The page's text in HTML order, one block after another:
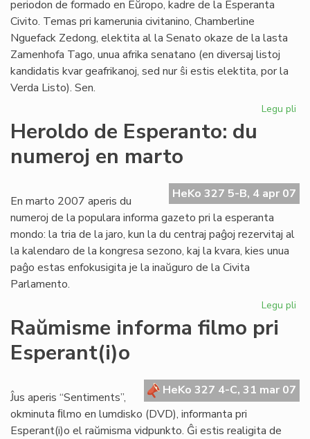
periodon de formado en Eŭropo, kadre de la Esperanta
Civito. Temas pri kamerunia civitanino, Chamberline
Nguefack Zedong, elektita al la Senato okaze de la lasta
Zamenhofa Tago, unua afrika senatano (en diversaj listoj
kandidatis kvar geafrikanoj, sed nur ŝi estis elektita, por la
Verda Listo). Sen.
Legu pli
Heroldo de Esperanto: du
numeroj en marto
HeKo 327 5-B, 4 apr 07
En marto 2007 aperis du
numeroj de la populara informa gazeto pri la esperanta
mondo: la tria de la jaro, kun la du centraj paĝoj rezervitaj al
la kalendaro de la kongresa sezono, kaj la kvara, kies unua
paĝo estas enfokusigita je la inaŭguro de la Civita
Parlamento.
Legu pli
Raŭmisme informa filmo pri
Esperant(i)o
HeKo 327 4-C, 31 mar 07
Ĵus aperis “Sentiments”,
okminuta ﬁlmo en lumdisko (DVD), informanta pri
Esperant(i)o el raŭmisma vidpunkto. Ĝi estis realigita de